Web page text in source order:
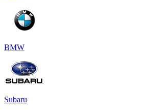
BMW
Subaru